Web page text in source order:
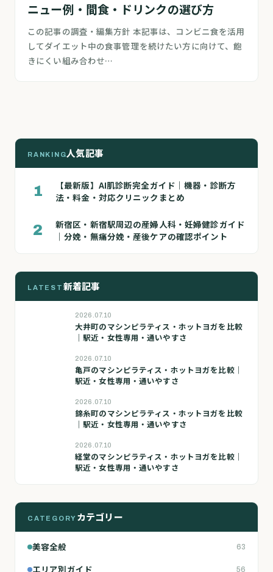
ニュー例・間食・ドリンクの選び方
この記事の調査・編集方針 本記事は、コンビニ食を活用
してダイエット中の食事管理を続けたい方に向けて、飽
きにくい組み合わせ…
RANKING人気記事
1
【最新版】AI肌診断完全ガイド｜機器・診断方
法・料金・対応クリニックまとめ
2
新宿区・新宿駅周辺の産婦人科・妊婦健診ガイド
｜分娩・無痛分娩・産後ケアの確認ポイント
LATEST 新着記事
2026.07.10
大井町のマシンピラティス・ホットヨガを比較
｜駅近・女性専用・通いやすさ
2026.07.10
亀戸のマシンピラティス・ホットヨガを比較｜
駅近・女性専用・通いやすさ
2026.07.10
錦糸町のマシンピラティス・ホットヨガを比較
｜駅近・女性専用・通いやすさ
2026.07.10
経堂のマシンピラティス・ホットヨガを比較｜
駅近・女性専用・通いやすさ
CATEGORY カテゴリー
美容全般 63
エリア別ガイド 56